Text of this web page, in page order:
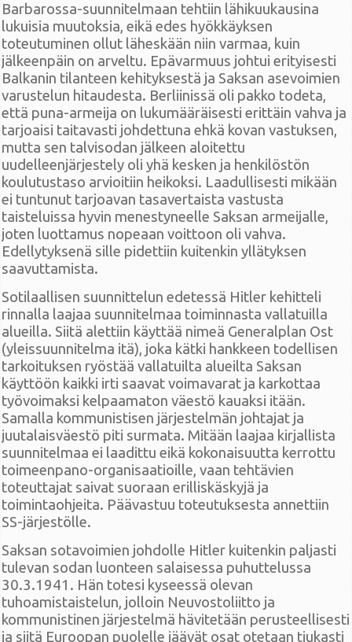
Barbarossa-suunnitelmaan tehtiin lähikuukausina
lukuisia muutoksia, eikä edes hyökkäyksen
toteutuminen ollut läheskään niin varmaa, kuin
jälkeenpäin on arveltu. Epävarmuus johtui erityisesti
Balkanin tilanteen kehityksestä ja Saksan asevoimien
varustelun hitaudesta. Berliinissä oli pakko todeta,
että puna-armeija on lukumääräisesti erittäin vahva ja
tarjoaisi taitavasti johdettuna ehkä kovan vastuksen,
mutta sen talvisodan jälkeen aloitettu
uudelleenjärjestely oli yhä kesken ja henkilöstön
koulutustaso arvioitiin heikoksi. Laadullisesti mikään
ei tuntunut tarjoavan tasavertaista vastusta
taisteluissa hyvin menestyneelle Saksan armeijalle,
joten luottamus nopeaan voittoon oli vahva.
Edellytyksenä sille pidettiin kuitenkin yllätyksen
saavuttamista.
Sotilaallisen suunnittelun edetessä Hitler kehitteli
rinnalla laajaa suunnitelmaa toiminnasta vallatuilla
alueilla. Siitä alettiin käyttää nimeä Generalplan Ost
(yleissuunnitelma itä), joka kätki hankkeen todellisen
tarkoituksen ryöstää vallatuilta alueilta Saksan
käyttöön kaikki irti saavat voimavarat ja karkottaa
työvoimaksi kelpaamaton väestö kauaksi itään.
Samalla kommunistisen järjestelmän johtajat ja
juutalaisväestö piti surmata. Mitään laajaa kirjallista
suunnitelmaa ei laadittu eikä kokonaisuutta kerrottu
toimeenpano-organisaatioille, vaan tehtävien
toteuttajat saivat suoraan erilliskäskyjä ja
toimintaohjeita. Päävastuu toteutuksesta annettiin
SS-järjestölle.
Saksan sotavoimien johdolle Hitler kuitenkin paljasti
tulevan sodan luonteen salaisessa puhuttelussa
30.3.1941. Hän totesi kyseessä olevan
tuhoamistaistelun, jolloin Neuvostoliitto ja
kommunistinen järjestelmä hävitetään perusteellisesti
ja siitä Euroopan puolelle jäävät osat otetaan tiukasti